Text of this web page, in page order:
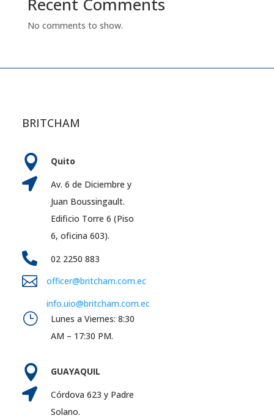
No comments to show.
BRITCHAM
 Quito

Av. 6 de Diciembre y
Juan Boussingault.
Edificio Torre 6 (Piso
6, oficina 603).
 02 2250 883

officer@britcham.com.ec
info.uio@britcham.com.ec
}
Lunes a Viernes: 8:30
AM – 17:30 PM.
 GUAYAQUIL

Córdova 623 y Padre
Solano.